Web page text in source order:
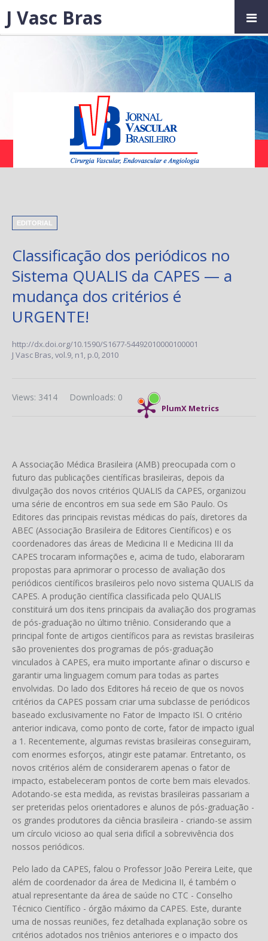
EDITORIAL
Classificação dos periódicos no
Sistema QUALIS da CAPES — a
mudança dos critérios é
URGENTE!
http://dx.doi.org/10.1590/S1677-54492010000100001
J Vasc Bras,vol.9, n1, p.0, 2010
PlumX Metrics
Downloads: 0
Views: 3414
A Associação Médica Brasileira (AMB) preocupada com o
futuro das publicações científicas brasileiras, depois da
divulgação dos novos critérios QUALIS da CAPES, organizou
uma série de encontros em sua sede em São Paulo. Os
Editores das principais revistas médicas do país, diretores da
ABEC (Associação Brasileira de Editores Científicos) e os
coordenadores das áreas de Medicina II e Medicina III da
CAPES trocaram informações e, acima de tudo, elaboraram
propostas para aprimorar o processo de avaliação dos
periódicos científicos brasileiros pelo novo sistema QUALIS da
CAPES. A produção científica classificada pelo QUALIS
constituirá um dos itens principais da avaliação dos programas
de pós-graduação no último triênio. Considerando que a
principal fonte de artigos científicos para as revistas brasileiras
são provenientes dos programas de pós-graduação
vinculados à CAPES, era muito importante afinar o discurso e
garantir uma linguagem comum para todas as partes
envolvidas. Do lado dos Editores há receio de que os novos
critérios da CAPES possam criar uma subclasse de periódicos
baseado exclusivamente no Fator de Impacto ISI. O critério
anterior indicava, como ponto de corte, fator de impacto igual
a 1. Recentemente, algumas revistas brasileiras conseguiram,
com enormes esforços, atingir este patamar. Entretanto, os
novos critérios além de considerarem apenas o fator de
impacto, estabeleceram pontos de corte bem mais elevados.
Adotando-se esta medida, as revistas brasileiras passariam a
ser preteridas pelos orientadores e alunos de pós-graduação -
os grandes produtores da ciência brasileira - criando-se assim
um círculo vicioso ao qual seria difícil a sobrevivência dos
nossos periódicos.
Pelo lado da CAPES, falou o Professor João Pereira Leite, que
além de coordenador da área de Medicina II, é também o
atual representante da área de saúde no CTC - Conselho
Técnico Científico - órgão máximo da CAPES. Este, durante
uma de nossas reuniões, fez detalhada explanação sobre os
critérios adotados nos triênios anteriores e o impacto dos
J Vasc Bras